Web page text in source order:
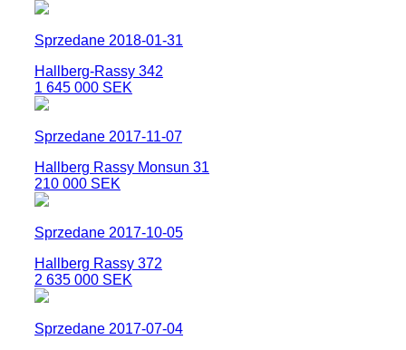
Sprzedane 2018-01-31
Hallberg-Rassy 342
1 645 000 SEK
Sprzedane 2017-11-07
Hallberg Rassy Monsun 31
210 000 SEK
Sprzedane 2017-10-05
Hallberg Rassy 372
2 635 000 SEK
Sprzedane 2017-07-04